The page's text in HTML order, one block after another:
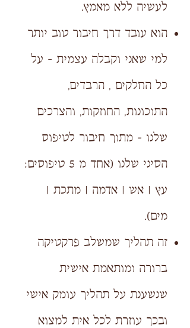
לעשיה ללא מאמץ.
הוא עובד דרך חיבור טוב יותר
למי שאני וקבלה עצמית - על
כל החלקים , הרבדים,
התוכונות, החוזקות, והצרכים
שלנו - מתוך חיבור לטיפוס
הסיני שלנו (אחד מ 5 טיפוסים:
עץ | אש | אדמה | מתכת |
מים).
זה תהליך שמשלב פרקטיקה
ברורה ומותאמת אישית
שנשענת על תהליך עומק אישי
ובכך עוזרת לכל אית למצוא